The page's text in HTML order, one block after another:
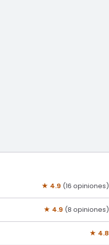
★ 4.9 (16 opiniones)
★ 4.9 (8 opiniones)
★ 4.8